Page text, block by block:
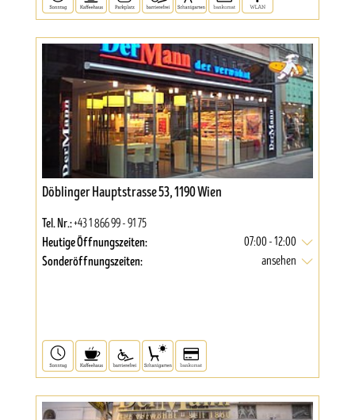
Döblinger Hauptstrasse 53, 1190 Wien
Tel. Nr.:+43 1 866 99 - 91 75
Heutige Öffnungszeiten: 07:00 - 12:00
Sonderöffnungszeiten: ansehen